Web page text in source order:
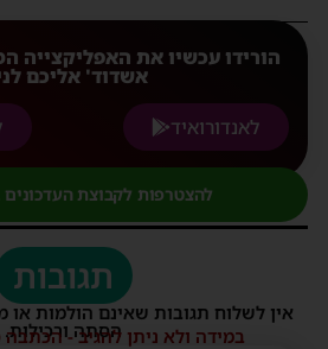
הורידו עכשיו את האפליקצייה
אשדוד' אליכם
לאנדורואיד
להצטרפות לקבוצת
תגובות
אין לשלוח תגובות שאינם הולמות או
הסתה ורכילות.
במידה ולא ניתן להגיב - הכתבה